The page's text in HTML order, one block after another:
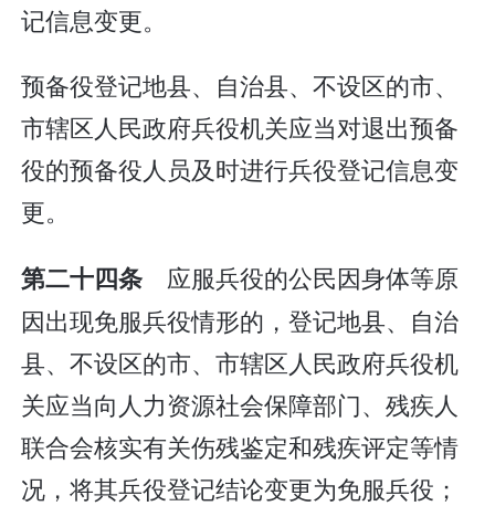
记信息变更。
预备役登记地县、自治县、不设区的市、
市辖区人民政府兵役机关应当对退出预备
役的预备役人员及时进行兵役登记信息变
更。
第二十四条 应服兵役的公民因身体等原
因出现免服兵役情形的，登记地县、自治
县、不设区的市、市辖区人民政府兵役机
关应当向人力资源社会保障部门、残疾人
联合会核实有关伤残鉴定和残疾评定等情
况，将其兵役登记结论变更为免服兵役；